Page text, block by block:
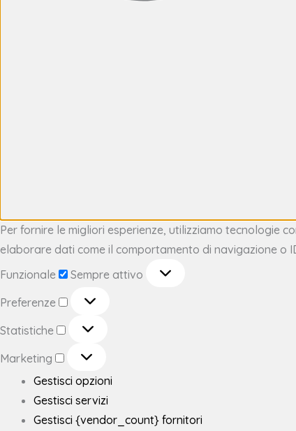
Per fornire le migliori esperienze, utilizziamo tecnologie
elaborare dati come il comportamento di navigazione o
Funzionale
Sempre attivo
Preferenze
Statistiche
Marketing
Gestisci opzioni
Gestisci servizi
Gestisci {vendor_count} fornitori